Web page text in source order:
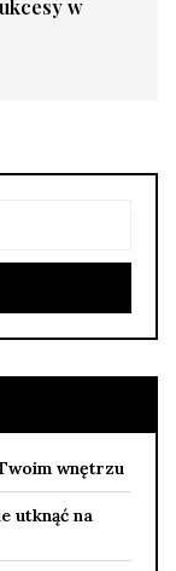
w
wnętrzu
utknąć na